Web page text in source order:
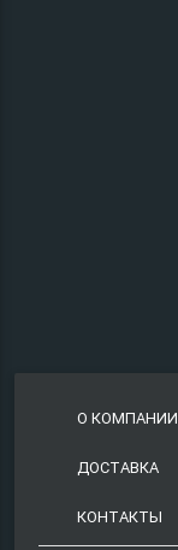
О КОМПАНИИ
ДОСТАВКА
КОНТАКТЫ